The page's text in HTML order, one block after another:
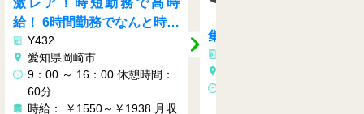
【フォークリフト作業員募
集！】資格をお持ちの方今
がチャンス♪
Y287
愛知県豊田市
①8：00～17：00 / 18：0
0～翌3：00 (8ｈ勤務/60分
★☆大手物流会社での
ト入出庫作業♬